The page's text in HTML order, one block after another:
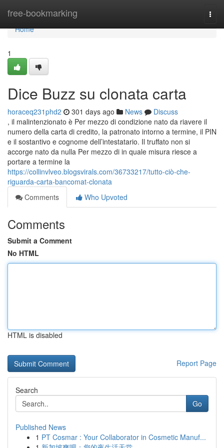
free-bookmarking
Home
Home
1
Dice Buzz su clonata carta
horaceq231phd2 301 days ago News
Discuss
, il malintenzionato è Per mezzo di condizione nato da riavere il
numero della carta di credito, la patronato intorno a termine, il PIN
e il sostantivo e cognome dell’intestatario. Il truffato non si
accorge nato da nulla Per mezzo di in quale misura riesce a
portare a termine la
https://collinvlveo.blogsvirals.com/36733217/tutto-ciò-che-
riguarda-carta-bancomat-clonata
Comments
Who Upvoted
Comments
Submit a Comment
No HTML
HTML is disabled
Report Page
Search
Go
Published News
1 PT Cosmar : Your Collaborator in Cosmetic Manuf...